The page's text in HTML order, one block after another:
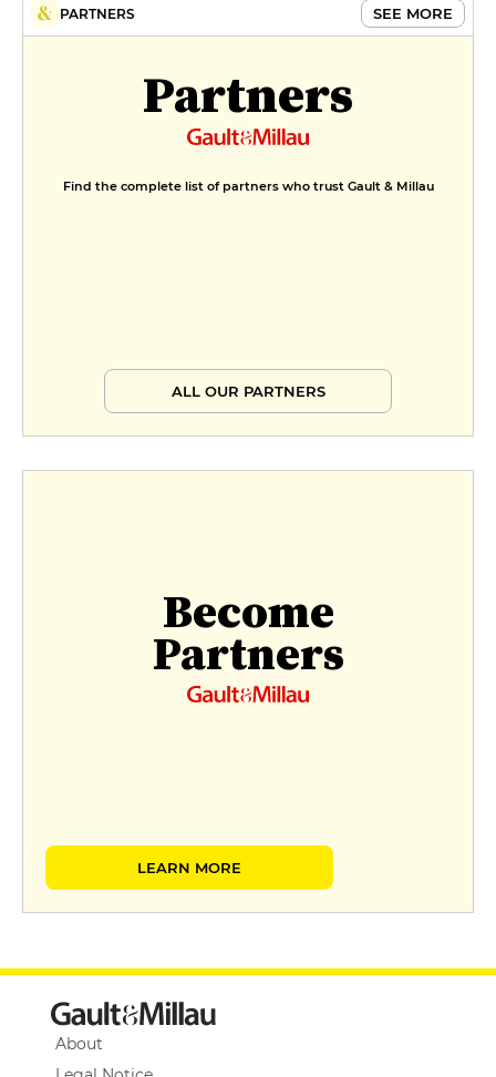
PARTNERS SEE MORE
Partners
Find the complete list of partners who trust Gault & Millau
ALL OUR PARTNERS
Become
Partners
LEARN MORE
About